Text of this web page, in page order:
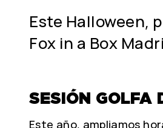
Este Halloween,
Fox in a Box
SESIÓN GOLFA
Este año, ampliamos